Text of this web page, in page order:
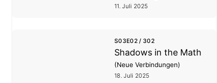
11. Juli 2025
S03E02 / 302
Shadows in the Math
(Neue Verbindungen)
18. Juli 2025